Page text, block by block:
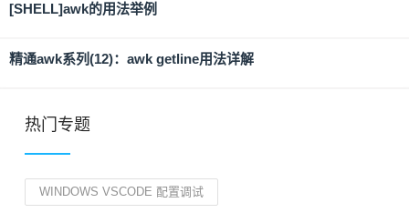
[SHELL]awk的用法举例
精通awk系列(12)：awk getline用法详解
热门专题
WINDOWS VSCODE 配置调试